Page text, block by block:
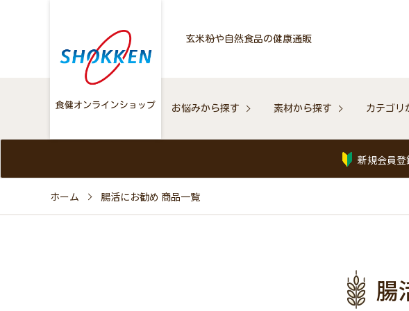
玄米粉や自然食品の健康通販
お悩みから探す 素材から探す カテゴリ
新規会員登
ホーム 腸活にお勧め 商品一覧
腸